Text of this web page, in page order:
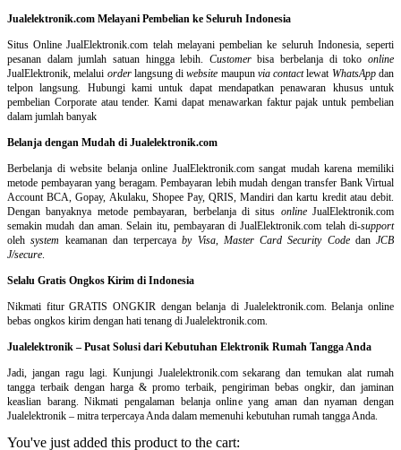
Jualelektronik.com Melayani Pembelian ke Seluruh Indonesia
Situs Online JualElektronik.com telah melayani pembelian ke seluruh Indonesia, seperti
pesanan dalam jumlah satuan hingga lebih. Customerbisa berbelanja di tokoonline
JualElektronik, melalui orderlangsung diwebsite maupun via contactlewat WhatsAppdan
telpon langsung
Hubungi kami untuk dapat mendapatkan penawaran khusus untuk
pembelian Corporate atau tender. Kami dapat menawarkan faktur pajak untuk pembelian
dalam jumlah banyak
Belanja dengan Mudah di Jualelektronik.com
Berbelanja diwebsite belanja online JualElektronik.com sangat mudah karena memiliki
metode pembayaran yang beragam. Pembayaran lebih mudah dengan transfer Bank Virtual
Account BCA, Gopay, Akulaku, Shopee Pay, QRIS, Mandiri dan kartu kredit atau debit.
Dengan banyaknya metode pembayaran, berbelanja di situs onlineJualElektronik.com
semakin mudah dan aman. Selain itu, pembayaran di JualElektronik.com telah di-support
olehsystem keamanan dan terpercayaby Visa, Master Card Security Codedan JCB
J/secure
Selalu Gratis Ongkos Kirim di Indonesia
Nikmati fitur GRATIS ONGKIR dengan belanja di Jualelektronik.com. Belanja online
bebas ongkos kirim dengan hati tenang di Jualelektronik.com.
Jualelektronik – Pusat Solusi dari Kebutuhan Elektronik Rumah Tangga Anda
Jadi, jangan ragu lagi. Kunjungi Jualelektronik.com sekarang dan temukan alat rumah
tangga terbaik dengan harga & promo terbaik, pengiriman bebas ongkir, dan jaminan
keaslian barang. Nikmati pengalaman belanja online yang aman dan nyaman dengan
Jualelektronik – mitra terpercaya Anda dalam memenuhi kebutuhan rumah tangga Anda.
You've just added this product to the cart: